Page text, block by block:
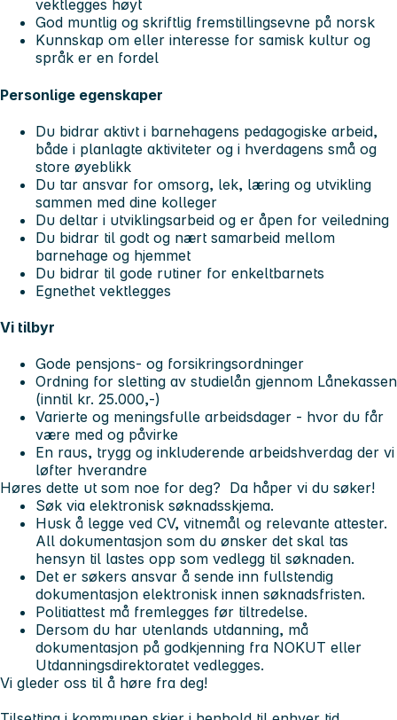
vektlegges høyt
God muntlig og skriftlig fremstillingsevne på norsk
Kunnskap om eller interesse for samisk kultur og
språk er en fordel
Personlige egenskaper
Du bidrar aktivt i barnehagens pedagogiske arbeid,
både i planlagte aktiviteter og i hverdagens små og
store øyeblikk
Du tar ansvar for omsorg, lek, læring og utvikling
sammen med dine kolleger
Du deltar i utviklingsarbeid og er åpen for veiledning
Du bidrar til godt og nært samarbeid mellom
barnehage og hjemmet
Du bidrar til gode rutiner for enkeltbarnets
Egnethet vektlegges
Vi tilbyr
Gode pensjons- og forsikringsordninger
Ordning for sletting av studielån gjennom Lånekassen
(inntil kr. 25.000,-)
Varierte og meningsfulle arbeidsdager - hvor du får
være med og påvirke
En raus, trygg og inkluderende arbeidshverdag der vi
løfter hverandre
Høres dette ut som noe for deg? Da håper vi du søker!
Søk via elektronisk søknadsskjema.
Husk å legge ved CV, vitnemål og relevante attester.
All dokumentasjon som du ønsker det skal tas
hensyn til lastes opp som vedlegg til søknaden.
Det er søkers ansvar å sende inn fullstendig
dokumentasjon elektronisk innen søknadsfristen.
Politiattest må fremlegges før tiltredelse.
Dersom du har utenlands utdanning, må
dokumentasjon på godkjenning fra NOKUT eller
Utdanningsdirektoratet vedlegges.
Vi gleder oss til å høre fra deg!